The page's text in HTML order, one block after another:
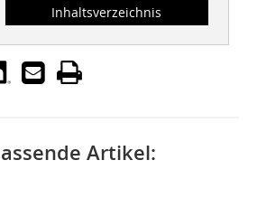
Inhaltsverzeichnis
Artikel: